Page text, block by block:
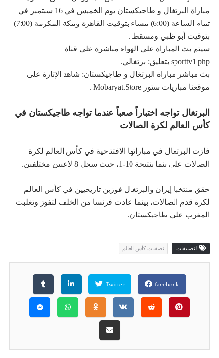
مباراة البرتغال و طاجيكستان يوم الخميس في 16 سبتمبر في
تمام الساعة (6:00) مساء بتوقيت القاهرة ومكة المكرمة (7:00)
بتوقيت أبو ظبي ومسقط .
سيتم بث المباراة على الهواء مباشرة على قناة
sporttv1.php بتعليق: برتغالي.
بث مباشر مباراة البرتغال و طاجيكستان: شاهد الإثارة على
موقعنا مباريات ستور Mobaryat.Store .
البرتغال تواجه اختباراً صعباً عندما تواجه طاجيكستان في
كأس العالم لكرة الصالات
فازت البرتغال في مباراتها الافتتاحية في كأس العالم لكرة
الصالات على بنما بنتيجة 10-1، حيث سجل 8 لاعبين مختلفين.
حقق منتخبا إيران والبرتغال فوزين تاريخيين في كأس العالم
لكرة قدم الصالات، بينما عادت فرنسا من الخلف لتفوز وتغلبت
المغرب على طاجيكستان.
التصنيفات: تصفيات كأس العالم
facebook
Twitter